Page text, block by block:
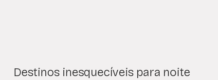
Destinos inesquecíveis para noite